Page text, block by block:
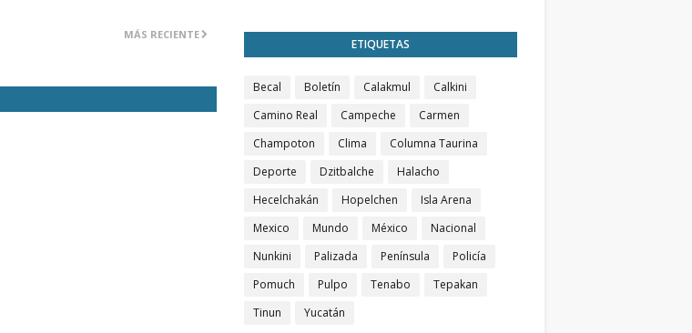
MÁS RECIENTE
ETIQUETAS
Becal Boletín Calakmul
Calkini
Camino Real
Campeche
Carmen
Champoton
Clima
Columna Taurina
Deporte
Dzitbalche
Halacho
Hecelchakán
Hopelchen
Isla Arena
Mexico
Mundo México
Nacional
Nunkini
Palizada Península
Policía
Pomuch
Pulpo Tenabo
Tepakan
Tinun
Yucatán